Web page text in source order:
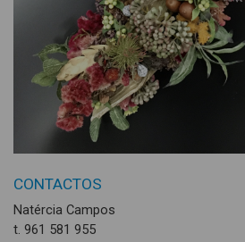
CONTACTOS
Natércia Campos
t. 961 581 955